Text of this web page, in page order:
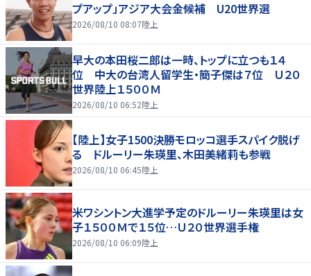
プアップ」アジア大会金候補 U20世界選
2026/08/10 08:07陸上
早大の本田桜二郎は一時、トップに立つも１４
位 中大の台湾人留学生・簡子傑は７位 Ｕ２０
世界陸上１５００Ｍ
2026/08/10 06:52陸上
【陸上】女子1500決勝モロッコ選手スパイク脱げ
る ドルーリー朱瑛里、木田美緒莉も参戦
2026/08/10 06:45陸上
米ワシントン大進学予定のドルーリー朱瑛里は女
子１５００Ｍで１５位…Ｕ２０世界選手権
2026/08/10 06:09陸上